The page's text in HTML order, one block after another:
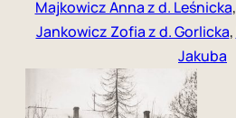
Majkowicz Anna z d. Leśnicka,
Jankowicz Zofia z d. Gorlicka,
Jakuba